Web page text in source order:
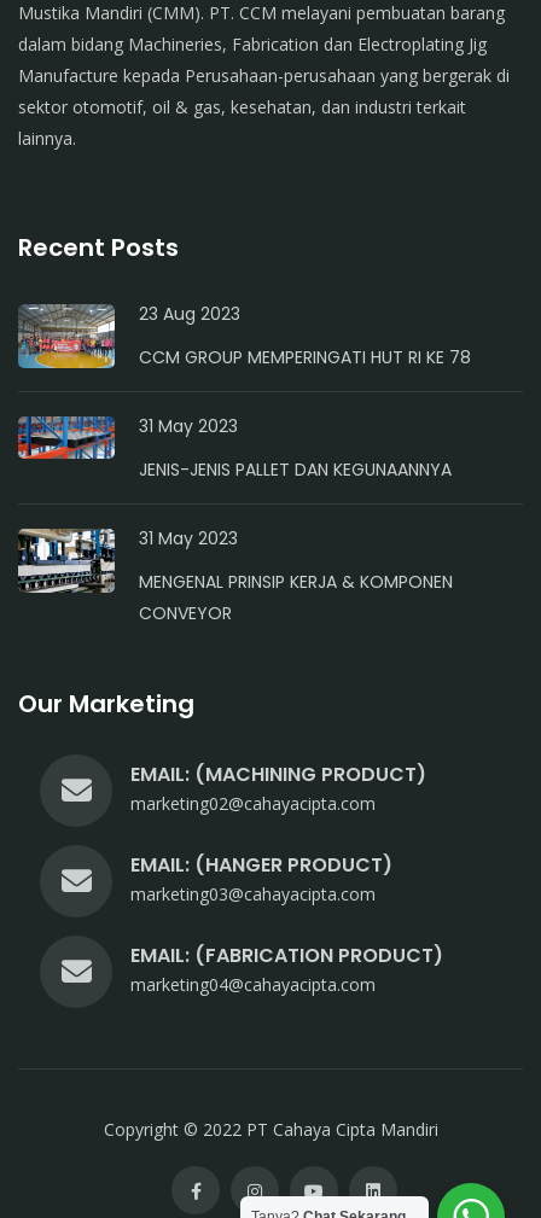
Mustika Mandiri (CMM). PT. CCM melayani pembuatan barang
dalam bidang Machineries, Fabrication dan Electroplating Jig
Manufacture kepada Perusahaan-perusahaan yang bergerak di
sektor otomotif, oil & gas, kesehatan, dan industri terkait
lainnya.
Recent Posts
23 Aug 2023
CCM GROUP MEMPERINGATI HUT RI KE 78
31 May 2023
JENIS-JENIS PALLET DAN KEGUNAANNYA
31 May 2023
MENGENAL PRINSIP KERJA & KOMPONEN
CONVEYOR
Our Marketing
EMAIL: (MACHINING PRODUCT)
marketing02@cahayacipta.com
EMAIL: (HANGER PRODUCT)
marketing03@cahayacipta.com
EMAIL: (FABRICATION PRODUCT)
marketing04@cahayacipta.com
Copyright © 2022 PT Cahaya Cipta Mandiri